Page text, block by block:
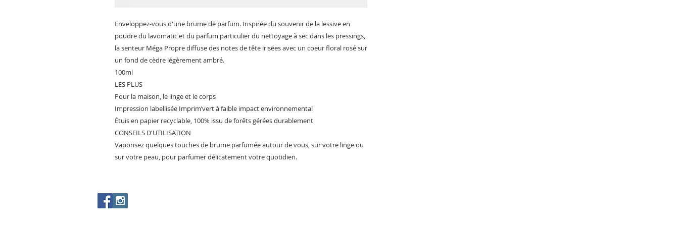
Enveloppez-vous d'une brume de parfum. Inspirée du souvenir de la lessive en
poudre du lavomatic et du parfum particulier du nettoyage à sec dans les pressings,
la senteur Méga Propre diffuse des notes de tête irisées avec un coeur floral rosé sur
un fond de cèdre légèrement ambré.
100ml
LES PLUS
Pour la maison, le linge et le corps
Impression labellisée Imprim’vert à faible impact environnemental
Étuis en papier recyclable, 100% issu de forêts gérées durablement
CONSEILS D'UTILISATION
Vaporisez quelques touches de brume parfumée autour de vous, sur votre linge ou
sur votre peau, pour parfumer délicatement votre quotidien.